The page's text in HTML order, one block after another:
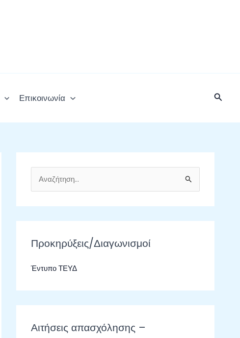
Επικοινωνία
ν
α
ζ
ή
η
ι
Προκηρύξεις/Διαγωνισμοί
Έντυπο ΤΕΥΔ
Αιτήσεις απασχόλησης –